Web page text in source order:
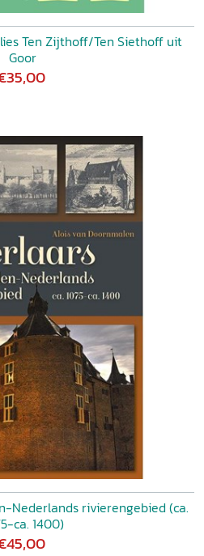
Ten Zijthoff/Ten Siethoff uit
Goor
Nederlands rivierengebied (ca.
ca. 1400)